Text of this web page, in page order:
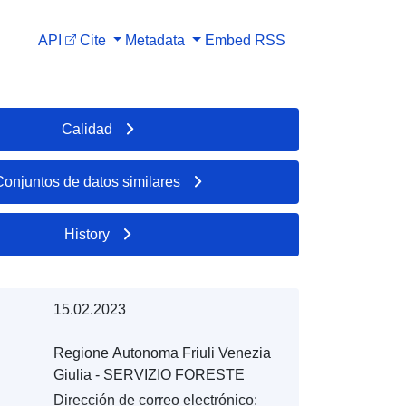
API Cite Metadata Embed RSS
Calidad
de datos similares
History
15.02.2023
Regione Autonoma Friuli Venezia
Giulia - SERVIZIO FORESTE
Dirección de correo electrónico: